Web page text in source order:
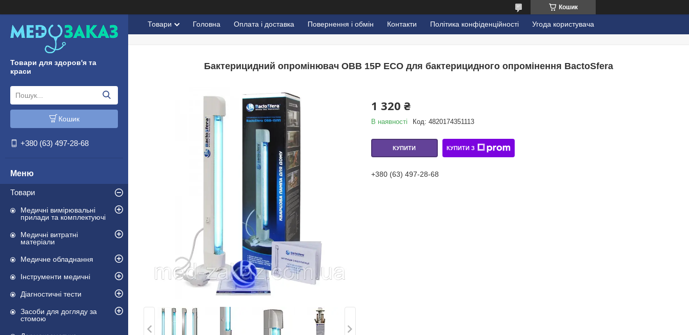
Кошик
Товари для здоров'я та
краси
Кошик
+380 (63) 497-28-68
Товари
Медичні вимірювальні
прилади та комплектуючі
Медичні витратні
матеріали
Медичне обладнання
Інструменти медичні
Діагностичні тести
Засоби для догляду за
стомою
Товари Головна Оплата і доставка Повернення і обмін Контакти Політика конфіденційності Угода користувача
Бактерицидний опромінювач OBB 15P ECO для бактерицидного опромінення BactoSfera
1 320 ₴
В наявності Код: 4820174351113
КУПИТИ КУПИТИ З
+380 (63) 497-28-68